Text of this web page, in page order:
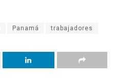
Panamá trabajadores